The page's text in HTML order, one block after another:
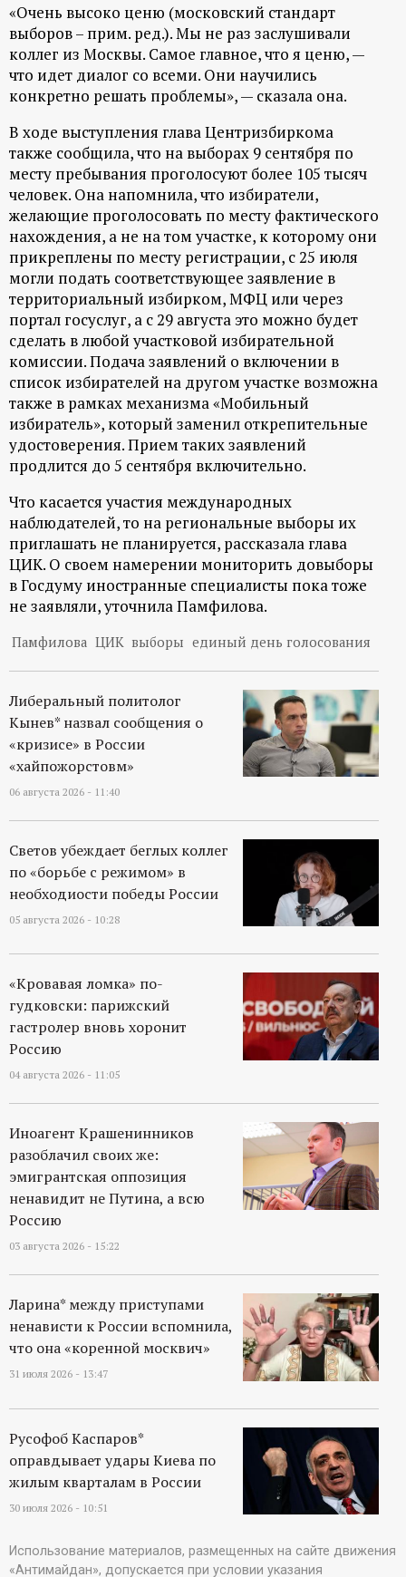
и
о
н
н
ы
й
п
о
р
т
а
л
«Очень высоко ценю (московский стандарт
выборов – прим. ред.). Мы не раз заслушивали
коллег из Москвы. Самое главное, что я ценю, —
что идет диалог со всеми. Они научились
конкретно решать проблемы», — сказала она.
В ходе выступления глава Центризбиркома
также сообщила, что на выборах 9 сентября по
месту пребывания проголосуют более 105 тысяч
человек. Она напомнила, что избиратели,
желающие проголосовать по месту фактического
нахождения, а не на том участке, к которому они
прикреплены по месту регистрации, с 25 июля
могли подать соответствующее заявление в
территориальный избирком, МФЦ или через
портал госуслуг, а с 29 августа это можно будет
сделать в любой участковой избирательной
комиссии. Подача заявлений о включении в
список избирателей на другом участке возможна
также в рамках механизма «Мобильный
избиратель», который заменил открепительные
удостоверения. Прием таких заявлений
продлится до 5 сентября включительно.
Что касается участия международных
наблюдателей, то на региональные выборы их
приглашать не планируется, рассказала глава
ЦИК. О своем намерении мониторить довыборы
в Госдуму иностранные специалисты пока тоже
не заявляли, уточнила Памфилова.
Памфилова ЦИК выборы единый день голосования
Либеральный политолог
Кынев* назвал сообщения о
«кризисе» в России
«хайпожорстовм»
06 августа 2026 - 11:40
Светов убеждает беглых коллег
по «борьбе с режимом» в
необходиости победы России
05 августа 2026 - 10:28
«Кровавая ломка» по-
гудковски: парижский
гастролер вновь хоронит
Россию
04 августа 2026 - 11:05
Иноагент Крашенинников
разоблачил своих же:
эмигрантская оппозиция
ненавидит не Путина, а всю
Россию
03 августа 2026 - 15:22
Ларина* между приступами
ненависти к России вспомнила,
что она «коренной москвич»
31 июля 2026 - 13:47
Русофоб Каспаров*
оправдывает удары Киева по
жилым кварталам в России
30 июля 2026 - 10:51
Использование материалов, размещенных на сайте движения
«Антимайдан», допускается при условии указания